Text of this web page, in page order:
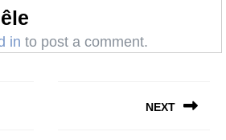
in to post a comment.
NEXT